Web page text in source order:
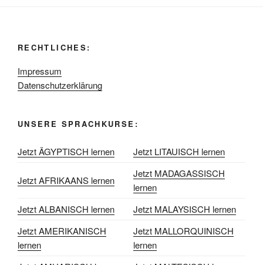
RECHTLICHES:
Impressum
Datenschutzerklärung
UNSERE SPRACHKURSE:
Jetzt ÄGYPTISCH lernen Jetzt LITAUISCH lernen
Jetzt AFRIKAANS lernen
Jetzt MADAGASSISCH
lernen
Jetzt ALBANISCH lernen
Jetzt MALAYSISCH lernen
Jetzt AMERIKANISCH
lernen
Jetzt MALLORQUINISCH
lernen